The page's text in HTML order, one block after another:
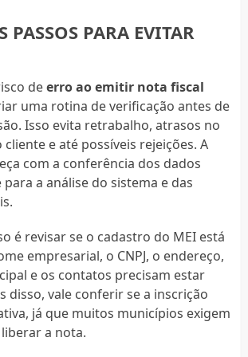
PASSOS PARA EVITAR
deerro ao emitir nota fiscal
uma rotina de verificação antes de
Isso evita retrabalho, atrasos no
e até possíveis rejeições. A
com a conferência dos dados
para a análise do sistema e das
é revisar se o cadastro do MEI está
empresarial, o CNPJ, o endereço,
e os contatos precisam estar
disso, vale conferir se a inscrição
já que muitos municípios exigem
a nota.